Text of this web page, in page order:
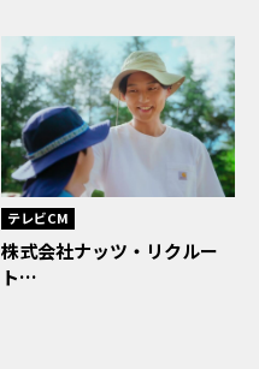
テレビCM
株式会社ナッツ・リクルー
ト…